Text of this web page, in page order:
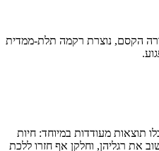
הקסם, נוצרת רקמה תלת-ממדית
תוצאות מעודדות במיוחד: חיות
את רגליהן, וחלקן אף חזרו ללכת